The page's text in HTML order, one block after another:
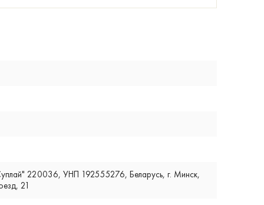
220036, УНП 192555276, Беларусь, г. Минск,
21